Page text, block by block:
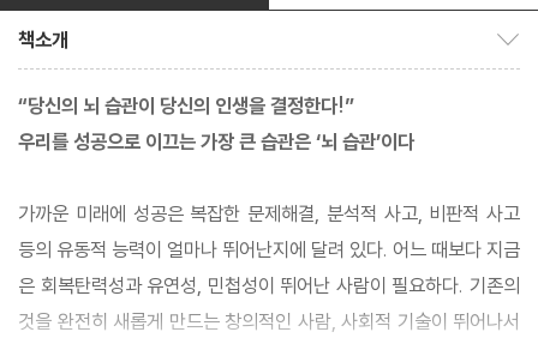
책소개
“당신의 뇌 습관이 당신의 인생을 결정한다!”
우리를 성공으로 이끄는 가장 큰 습관은 ‘뇌 습관’이다
가까운 미래에 성공은 복잡한 문제해결, 분석적 사고, 비판적 사고
등의 유동적 능력이 얼마나 뛰어난지에 달려 있다. 어느 때보다 지금
은 회복탄력성과 유연성, 민첩성이 뛰어난 사람이 필요하다. 기존의
것을 완전히 새롭게 만드는 창의적인 사람, 사회적 기술이 뛰어나서